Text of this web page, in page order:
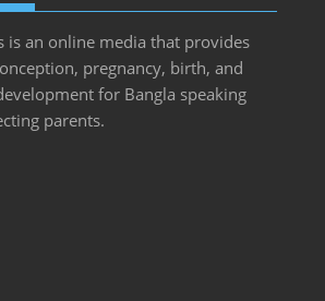
is an online media that provides
pregnancy, birth, and
for Bangla speaking
parents.